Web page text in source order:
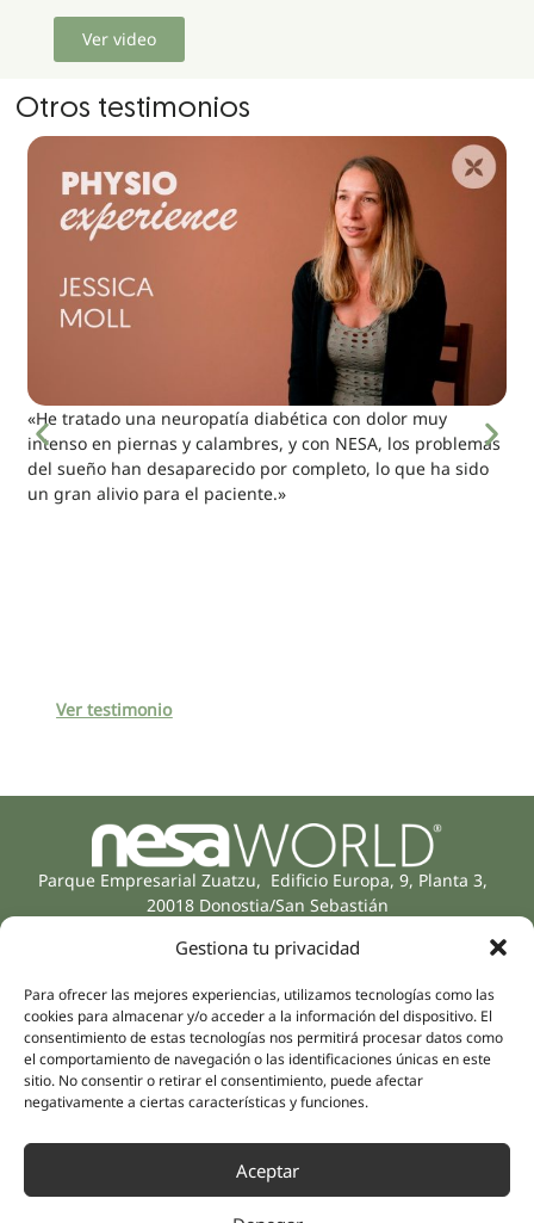
Gestiona tu privacidad
Para ofrecer las mejores experiencias, utilizamos tecnologías como las
cookies para almacenar y/o acceder a la información del dispositivo. El
consentimiento de estas tecnologías nos permitirá procesar datos como
el comportamiento de navegación o las identificaciones únicas en este
sitio. No consentir o retirar el consentimiento, puede afectar
negativamente a ciertas características y funciones.
Aceptar
Ver video
Otros testimonios
«He tratado una neuropatía diabética con dolor muy
intenso en piernas y calambres, y con NESA, los problemas
del sueño han desaparecido por completo, lo que ha sido
un gran alivio para el paciente.»
Ver testimonio
Parque Empresarial Zuatzu, Edificio Europa, 9, Planta 3,
20018 Donostia/San Sebastián
Especialidades
Salud íntima
Sports
Salud mental
Neurología y dolor
Medicina estética
Compañía
Sobre nosotros
Equipo humano
Distribuidores
Partnerships
Nesa Academic